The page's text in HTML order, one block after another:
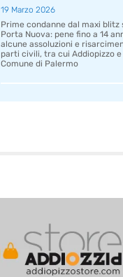
19 Marzo 2026
Prime condanne dal maxi blitz
Porta Nuova: pene fino a 14
alcune assoluzioni e
parti civili, tra cui Addiopizzo e
Comune di Palermo